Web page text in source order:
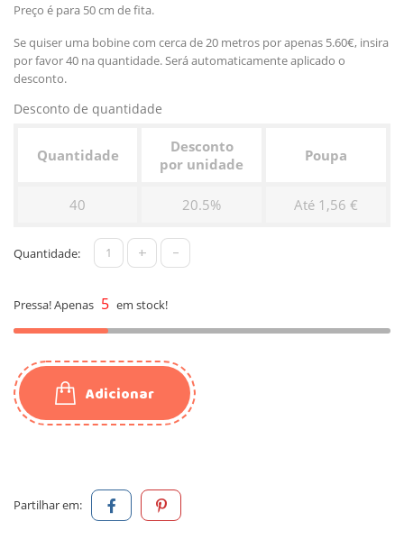
Preço é para 50 cm de fita.
Se quiser uma bobine com cerca de 20 metros por apenas 5.60€, insira
por favor 40 na quantidade. Será automaticamente aplicado o
desconto.
Desconto de quantidade
Quantidade
Desconto
por unidade
Poupa
40 20.5% Até 1,56 €
Quantidade: + -
Pressa! Apenas 5 em stock!
Adicionar
Partilhar em: